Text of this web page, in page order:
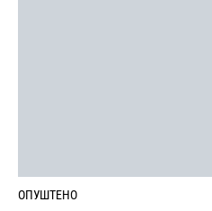
ОПУШТЕНО